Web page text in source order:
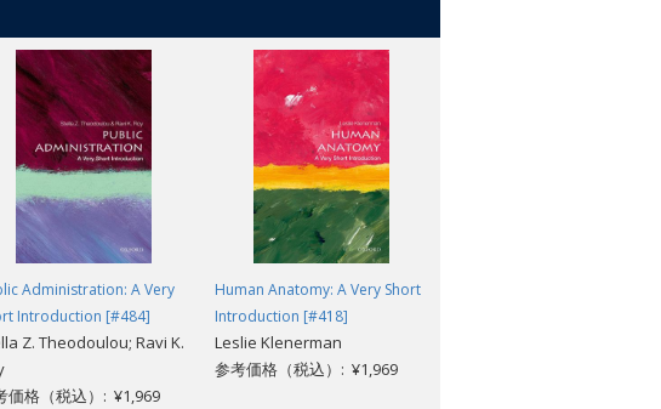
Administration: A Very
Introduction [#484]
Z. Theodoulou; Ravi K.
価格（税込）: ¥1,969
Human Anatomy: A Very Short
Introduction [#418]
Leslie Klenerman
参考価格（税込）: ¥1,969